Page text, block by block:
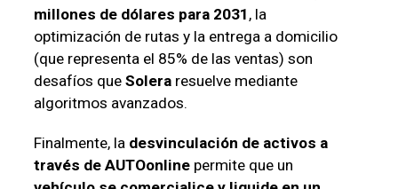
millones de dólares para 2031 , la
optimización de rutas y la entrega a domicilio
(que representa el 85% de las ventas) son
desafíos que Soleraresuelve mediante
algoritmos avanzados.
Finalmente, la desvinculación de activos a
través de AUTOonlinepermite que un